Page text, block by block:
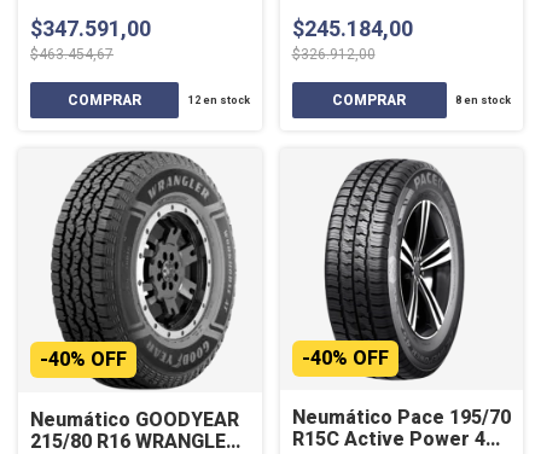
$347.591,00
$463.454,67
12en stock
$245.184,00
$326.912,00
8 en stock
Neumático GOODYEAR
215/80 R16 WRANGLER
-40% OFF
Neumático Pace 195/70
R15C Active Power 4
-40% OFF